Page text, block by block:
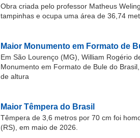
Obra criada pelo professor Matheus
tampinhas e ocupa uma área de 36,74
Maior Monumento em Formato de
Em São Lourenço (MG), William Rogério
Monumento em Formato de Bule do
de altura
Maior Têmpera do Brasil
Têmpera de 3,6 metros por 70 cm foi
(RS), em maio de 2026.